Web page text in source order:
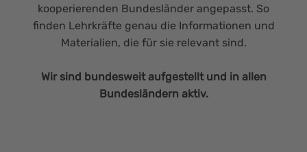
kooperierenden Bundesländer angepasst. So
finden Lehrkräfte genau die Informationen und
Materialien, die für sie relevant sind.
Wir sind bundesweit aufgestellt und in allen
Bundesländern aktiv.